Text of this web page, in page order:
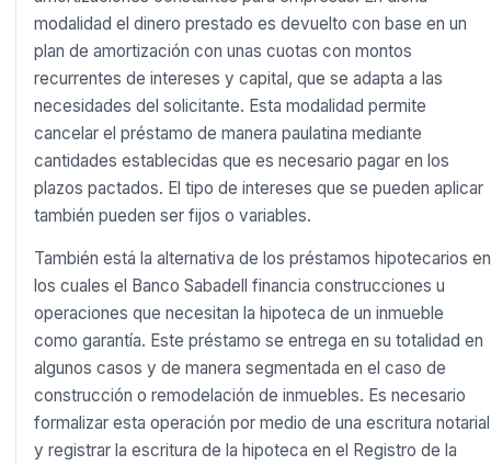
modalidad el dinero prestado es devuelto con base en un
plan de amortización con unas cuotas con montos
recurrentes de intereses y capital, que se adapta a las
necesidades del solicitante. Esta modalidad permite
cancelar el préstamo de manera paulatina mediante
cantidades establecidas que es necesario pagar en los
plazos pactados. El tipo de intereses que se pueden aplicar
también pueden ser fijos o variables.
También está la alternativa de los préstamos hipotecarios en
los cuales el Banco Sabadell financia construcciones u
operaciones que necesitan la hipoteca de un inmueble
como garantía. Este préstamo se entrega en su totalidad en
algunos casos y de manera segmentada en el caso de
construcción o remodelación de inmuebles. Es necesario
formalizar esta operación por medio de una escritura notarial
y registrar la escritura de la hipoteca en el Registro de la